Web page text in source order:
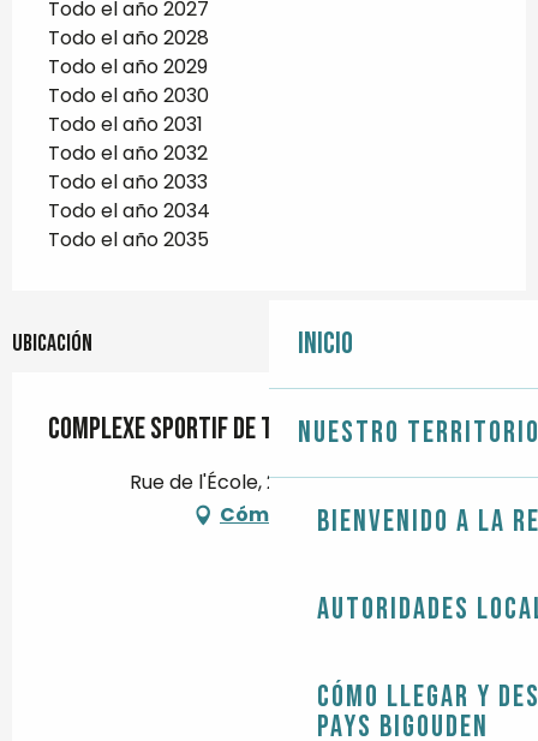
Inicio
Nuestro
Bienvenido a la
Autoridades
Cómo llegar y
Pays Bigouden
Todo el año 2027
Todo el año 2028
Todo el año 2029
Todo el año 2030
Todo el año 2031
Todo el año 2032
Todo el año 2033
Todo el año 2034
Todo el año 2035
Ubicación
Complexe sportif de Tréméoc
Rue de l'École, 29120 Tréméoc
Cómo llegar